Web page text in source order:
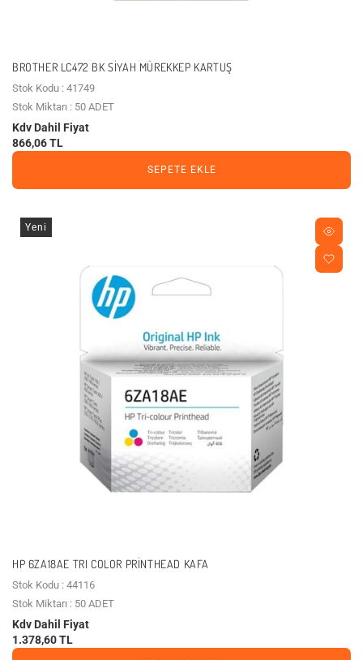
BROTHER LC472 BK SIYAH MÜREKKEP KARTUŞ
Stok Kodu : 41749
Stok Miktarı : 50 ADET
Kdv Dahil Fiyat
866,06 TL
SEPETE EKLE
Yeni
HP 6ZA18AE TRI COLOR PRINTHEAD KAFA
Stok Kodu : 44116
Stok Miktarı : 50 ADET
Kdv Dahil Fiyat
1.378,60 TL